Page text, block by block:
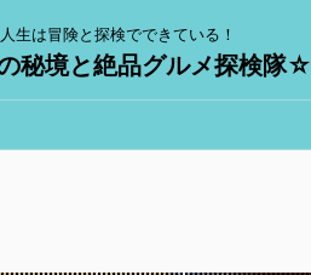
人生は冒険と探検でできている！
秘境と絶品グルメ探検隊☆